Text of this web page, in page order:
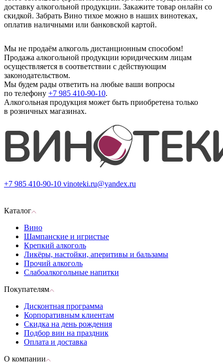
доставку алкогольной продукции. Закажите товар онлайн со
скидкой. Забрать Вино тихое можно в наших винотеках,
оплатив наличными или банковской картой.
Мы не продаём алкоголь дистанционным способом!
Продажа алкогольной продукции юридическим лицам
осуществляется в соответствии с действующим
законодательством.
Мы будем рады ответить на любые ваши вопросы
по телефону +7 985 410-90-10.
Алкогольная продукция может быть приобретена только
в розничных магазинах.
+7 985 410-90-10 vinoteki.ru@yandex.ru
Каталог
Вино
Шампанские и игристые
Крепкий алкоголь
Ликёры, настойки, аперитивы и бальзамы
Прочий алкоголь
Слабоалкогольные напитки
Покупателям
Дисконтная программа
Корпоративным клиентам
Скидка на день рождения
Подбор вин на праздник
Оплата и доставка
О компании